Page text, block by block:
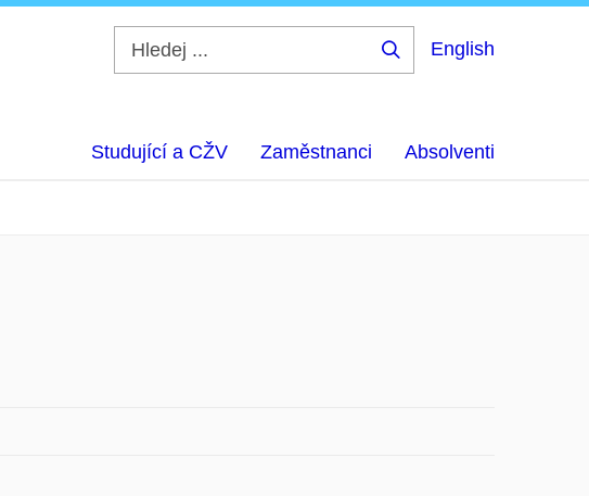
English
Studující a CŽV Zaměstnanci Absolventi